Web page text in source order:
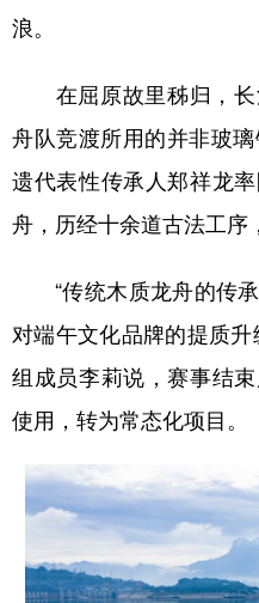
浪。
在屈原故里秭归，长
舟队竞渡所用的并非玻
遗代表性传承人郑祥龙
舟，历经十余道古法工序
“传统木质龙舟的传承
对端午文化品牌的提质
组成员李莉说，赛事结
使用，转为常态化项目。